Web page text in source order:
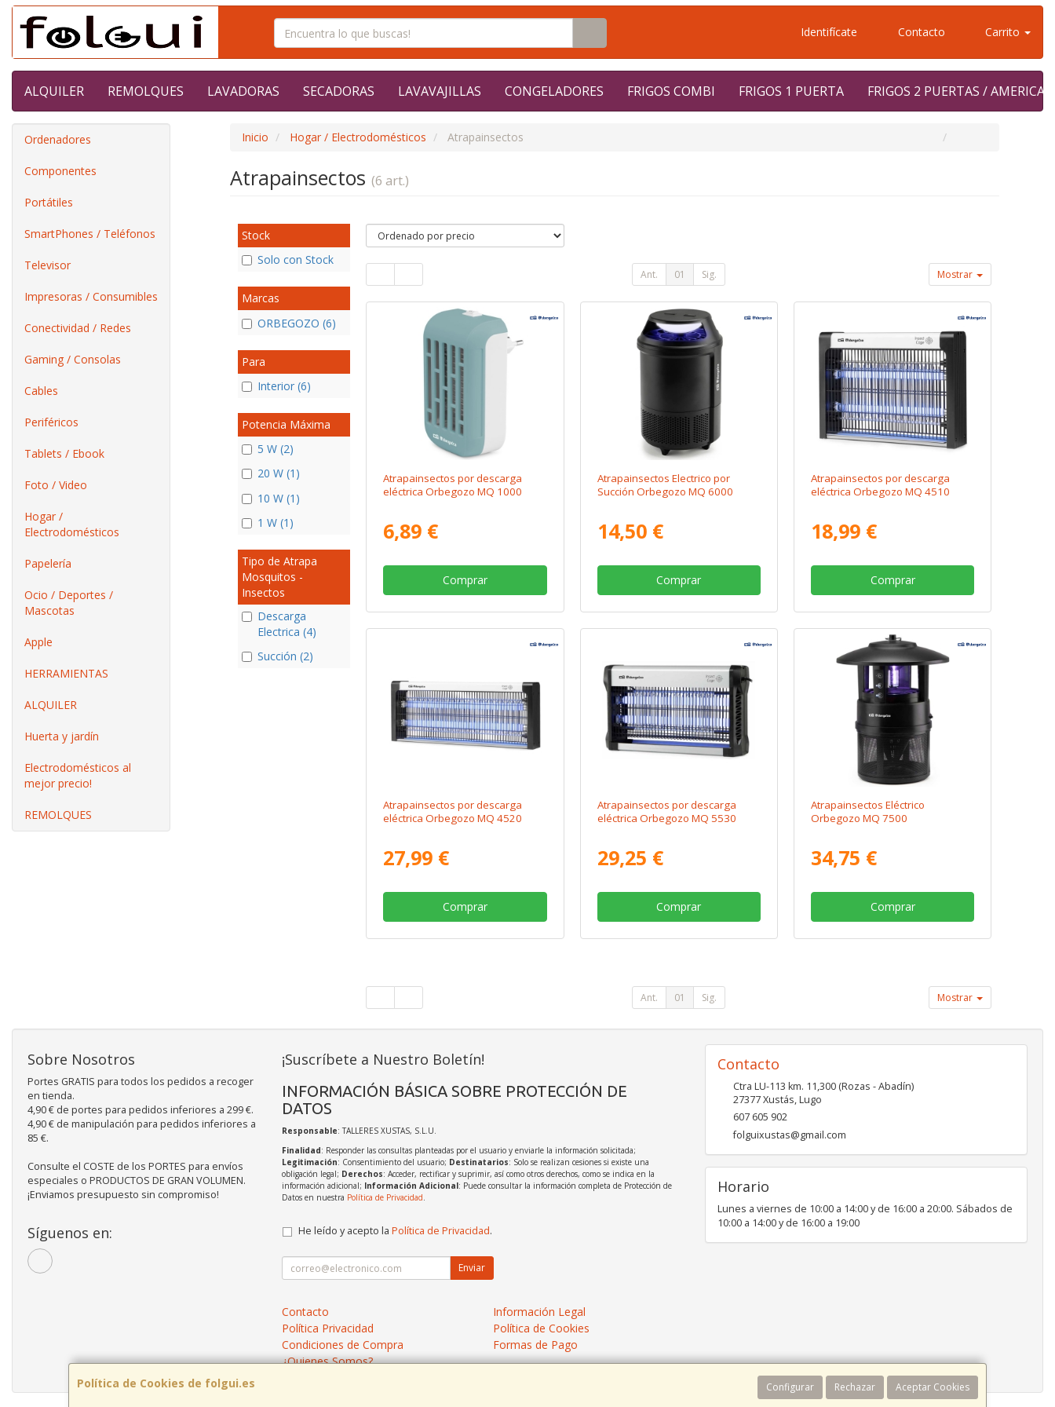
Identifícate Contacto Carrito
ALQUILER REMOLQUES LAVADORAS SECADORAS LAVAVAJILLAS CONGELADORES FRIGOS COMBI FRIGOS 1 PUERTA FRIGOS 2 PUERTAS /
Ordenadores
Componentes
Portátiles
SmartPhones / Teléfonos
Televisor
Impresoras / Consumibles
Conectividad / Redes
Gaming / Consolas
Cables
Periféricos
Tablets / Ebook
Foto / Video
Hogar /
Electrodomésticos
Papelería
Ocio / Deportes /
Mascotas
Apple
HERRAMIENTAS
ALQUILER
Huerta y jardín
Electrodomésticos al
mejor precio!
REMOLQUES
Inicio Hogar / Electrodomésticos Atrapainsectos
Atrapainsectos (6 art.)
Stock
Solo con Stock
Marcas
ORBEGOZO (6)
Para
Interior (6)
Potencia Máxima
5 W (2)
20 W (1)
10 W (1)
1 W (1)
Tipo de Atrapa
Mosquitos -
Insectos
Descarga
Electrica (4)
Succión (2)
Ant. 01 Sig. Mostrar
Atrapainsectos por descarga
eléctrica Orbegozo MQ 1000
6,89 €
Comprar
Atrapainsectos Electrico por
Succión Orbegozo MQ 6000
14,50 €
Comprar
Atrapainsectos por descarga
eléctrica Orbegozo MQ 4510
18,99 €
Comprar
Atrapainsectos por descarga
eléctrica Orbegozo MQ 4520
27,99 €
Comprar
Atrapainsectos por descarga
eléctrica Orbegozo MQ 5530
29,25 €
Comprar
Atrapainsectos Eléctrico
Orbegozo MQ 7500
34,75 €
Comprar
Ant. 01 Sig. Mostrar
Política de Cookies de folgui.es Configurar Rechazar Aceptar Cookies
Sobre Nosotros
Portes GRATIS para todos los pedidos a recoger
en tienda.
4,90 € de portes para pedidos inferiores a 299 €.
4,90 € de manipulación para pedidos inferiores a
85 €.
Consulte el COSTE de los PORTES para envíos
especiales o PRODUCTOS DE GRAN VOLUMEN.
¡Enviamos presupuesto sin compromiso!
Síguenos en:
¡Suscríbete a Nuestro Boletín!
INFORMACIÓN BÁSICA SOBRE PROTECCIÓN DE
DATOS
Responsable: TALLERES XUSTAS, S.L.U.
Finalidad: Responder las consultas planteadas por el usuario y enviarle la información solicitada;
Legitimación: Consentimiento del usuario; Destinatarios: Solo se realizan cesiones si existe una
obligación legal; Derechos: Acceder, rectificar y suprimir, así como otros derechos, como se indica en la
información adicional; Información Adicional: Puede consultar la información completa de Protección de
Datos en nuestra Política de Privacidad.
He leído y acepto la Política de Privacidad.
Enviar
Contacto
Información Legal
Política Privacidad
Política de Cookies
Condiciones de Compra
Formas de Pago
¿Quienes Somos?
Contacto
Ctra LU-113 km. 11,300 (Rozas - Abadín)
27377Xustás,Lugo
607 605 902
folguixustas@gmail.com
Horario
Lunes a viernes de 10:00 a 14:00 y de 16:00 a 20:00. Sábados de
10:00 a 14:00 y de 16:00 a 19:00